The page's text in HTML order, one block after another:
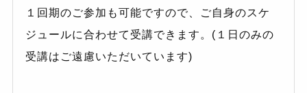
１回期のご参加も可能ですので、ご自身のスケ
ジュールに合わせて受講できます。(１日のみの
受講はご遠慮いただいています)